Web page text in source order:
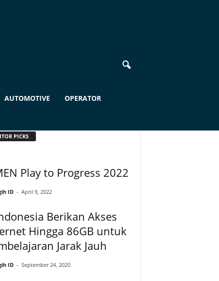
AUTOMOTIVE OPERATOR
PICKS
Play to Progress 2022
ID - April 9, 2022
Berikan Akses
Hingga 86GB untuk
Jarak Jauh
ID - September 24, 2020